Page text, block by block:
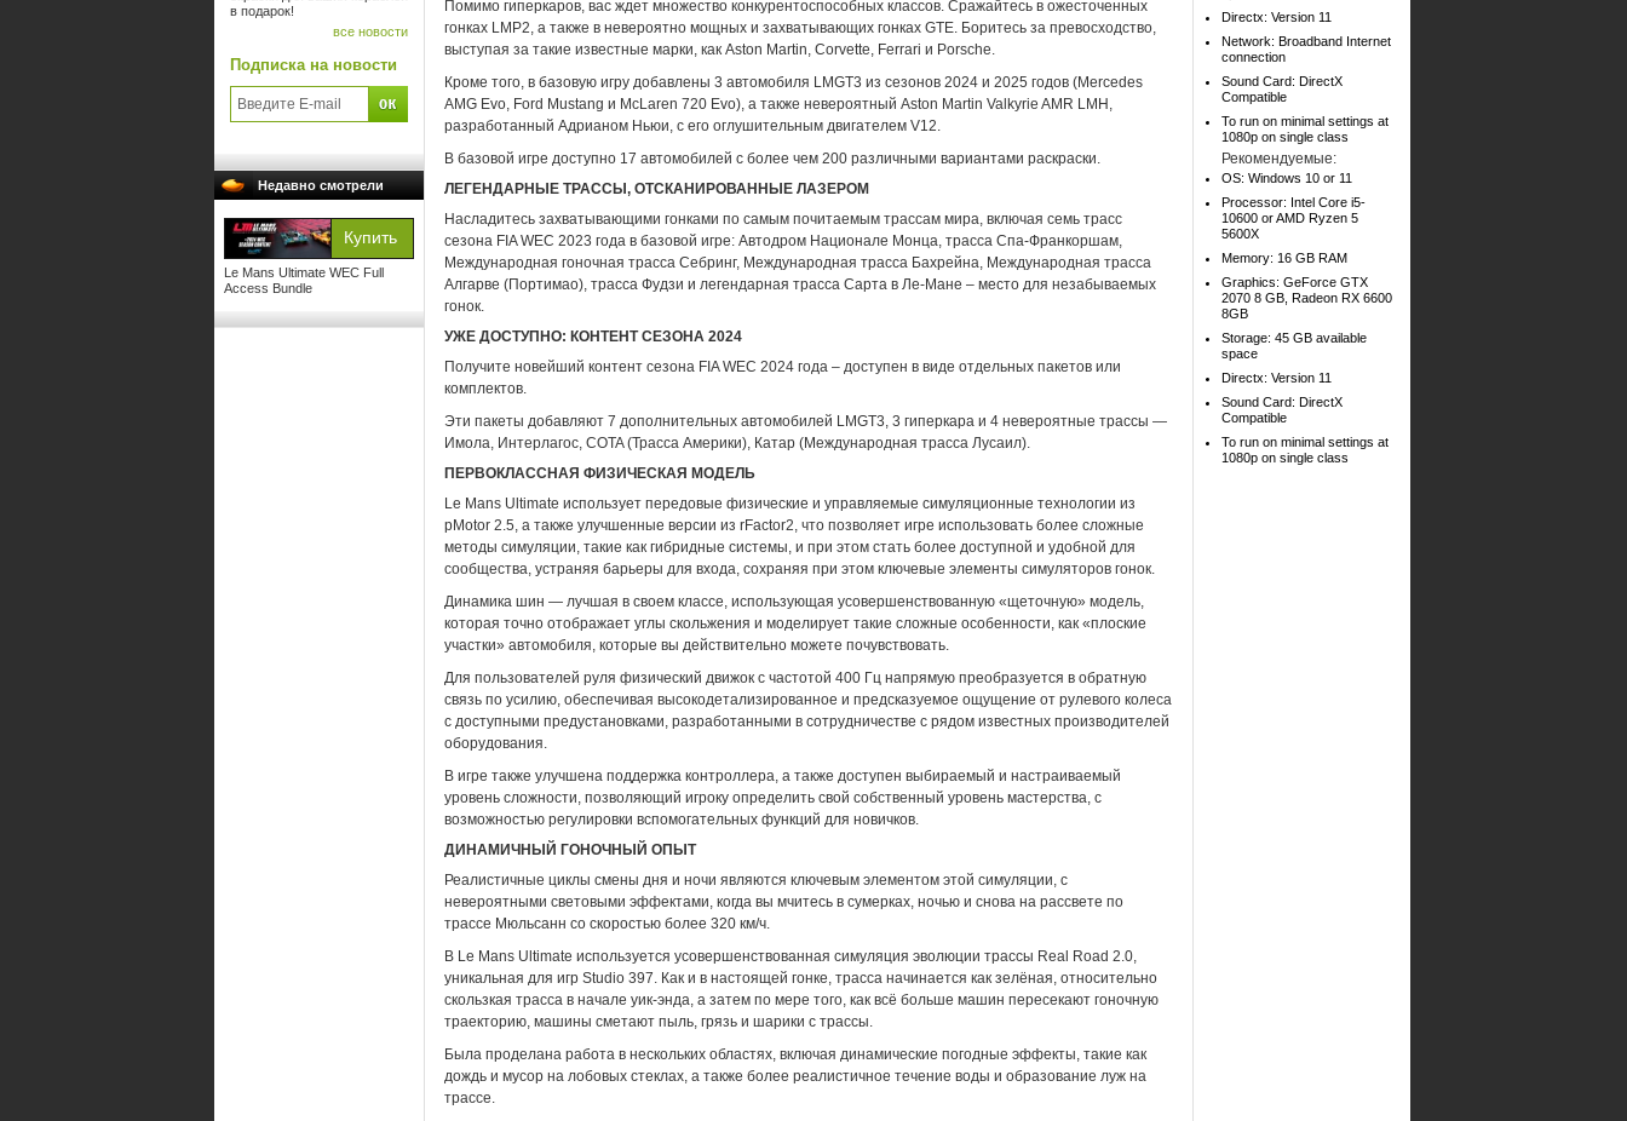
в подарок!
все новости
Подписка на новости
Недавно смотрели
Le Mans Ultimate WEC Full
Access Bundle
Помимо гиперкаров, вас ждет множество конкурентоспособных классов. Сражайтесь в ожесточенных
гонках LMP2, а также в невероятно мощных и захватывающих гонках GTE. Боритесь за превосходство,
выступая за такие известные марки, как Aston Martin, Corvette, Ferrari и Porsche.
Кроме того, в базовую игру добавлены 3 автомобиля LMGT3 из сезонов 2024 и 2025 годов (Mercedes
AMG Evo, Ford Mustang и McLaren 720 Evo), а также невероятный Aston Martin Valkyrie AMR LMH,
разработанный Адрианом Ньюи, с его оглушительным двигателем V12.
В базовой игре доступно 17 автомобилей с более чем 200 различными вариантами раскраски.
ЛЕГЕНДАРНЫЕ ТРАССЫ, ОТСКАНИРОВАННЫЕ ЛАЗЕРОМ
Насладитесь захватывающими гонками по самым почитаемым трассам мира, включая семь трасс
сезона FIA WEC 2023 года в базовой игре: Автодром Национале Монца, трасса Спа-Франкоршам,
Международная гоночная трасса Себринг, Международная трасса Бахрейна, Международная трасса
Алгарве (Портимао), трасса Фудзи и легендарная трасса Сарта в Ле-Мане – место для незабываемых
гонок.
УЖЕ ДОСТУПНО: КОНТЕНТ СЕЗОНА 2024
Получите новейший контент сезона FIA WEC 2024 года – доступен в виде отдельных пакетов или
комплектов.
Эти пакеты добавляют 7 дополнительных автомобилей LMGT3, 3 гиперкара и 4 невероятные трассы —
Имола, Интерлагос, COTA (Трасса Америки), Катар (Международная трасса Лусаил).
ПЕРВОКЛАССНАЯ ФИЗИЧЕСКАЯ МОДЕЛЬ
Le Mans Ultimate использует передовые физические и управляемые симуляционные технологии из
pMotor 2.5, а также улучшенные версии из rFactor2, что позволяет игре использовать более сложные
методы симуляции, такие как гибридные системы, и при этом стать более доступной и удобной для
сообщества, устраняя барьеры для входа, сохраняя при этом ключевые элементы симуляторов гонок.
Динамика шин — лучшая в своем классе, использующая усовершенствованную «щеточную» модель,
которая точно отображает углы скольжения и моделирует такие сложные особенности, как «плоские
участки» автомобиля, которые вы действительно можете почувствовать.
Для пользователей руля физический движок с частотой 400 Гц напрямую преобразуется в обратную
связь по усилию, обеспечивая высокодетализированное и предсказуемое ощущение от рулевого колеса
с доступными предустановками, разработанными в сотрудничестве с рядом известных производителей
оборудования.
В игре также улучшена поддержка контроллера, а также доступен выбираемый и настраиваемый
уровень сложности, позволяющий игроку определить свой собственный уровень мастерства, с
возможностью регулировки вспомогательных функций для новичков.
ДИНАМИЧНЫЙ ГОНОЧНЫЙ ОПЫТ
Реалистичные циклы смены дня и ночи являются ключевым элементом этой симуляции, с
невероятными световыми эффектами, когда вы мчитесь в сумерках, ночью и снова на рассвете по
трассе Мюльсанн со скоростью более 320 км/ч.
В Le Mans Ultimate используется усовершенствованная симуляция эволюции трассы Real Road 2.0,
уникальная для игр Studio 397. Как и в настоящей гонке, трасса начинается как зелёная, относительно
скользкая трасса в начале уик-энда, а затем по мере того, как всё больше машин пересекают гоночную
траекторию, машины сметают пыль, грязь и шарики с трассы.
Была проделана работа в нескольких областях, включая динамические погодные эффекты, такие как
дождь и мусор на лобовых стеклах, а также более реалистичное течение воды и образование луж на
трассе.
Directx: Version 11
Network: Broadband Internet
connection
Sound Card: DirectX
Compatible
To run on minimal settings at
1080p on single class
Рекомендуемые:
OS: Windows 10 or 11
Processor: Intel Core i5-
10600 or AMD Ryzen 5
5600X
Memory: 16 GB RAM
Graphics: GeForce GTX
2070 8 GB, Radeon RX 6600
8GB
Storage: 45 GB available
space
Directx: Version 11
Sound Card: DirectX
Compatible
To run on minimal settings at
1080p on single class